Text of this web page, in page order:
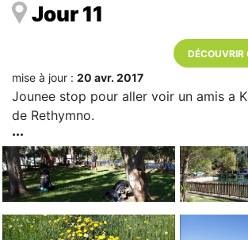
Jour 11
DÉCOUVRIR
mise à jour : 20 avr. 2017
Jounee stop pour aller voir un amis a
de Rethymno.